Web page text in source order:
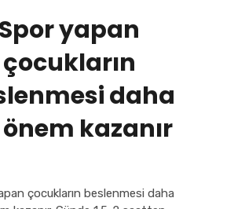
Spor yapan
çocukların
daha
kazanır
çocukların beslenmesi daha